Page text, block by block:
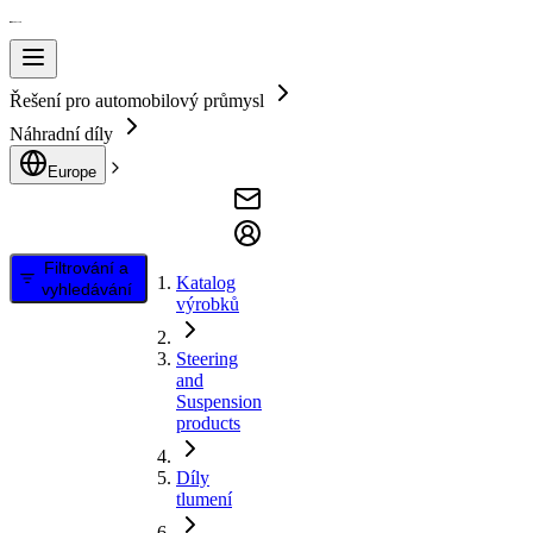
Řešení pro automobilový průmysl
Náhradní díly
Europe
Filtrování a
vyhledávání
Katalog
výrobků
Steering
and
Suspension
products
Díly
tlumení